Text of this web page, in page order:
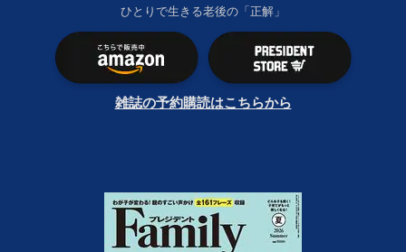
ひとりで生きる老後の「正解」
雑誌の予約購読はこちらから